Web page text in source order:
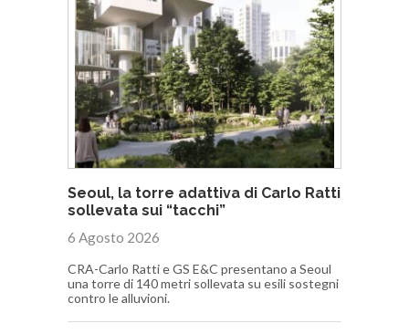
Seoul, la torre adattiva di Carlo Ratti
sollevata sui “tacchi”
6 Agosto 2026
CRA-Carlo Ratti e GS E&C presentano a Seoul
una torre di 140 metri sollevata su esili sostegni
contro le alluvioni.